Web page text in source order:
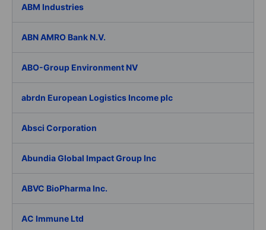
ABM Industries
ABN AMRO Bank N.V.
ABO-Group Environment NV
abrdn European Logistics Income plc
Absci Corporation
Abundia Global Impact Group Inc
ABVC BioPharma Inc.
AC Immune Ltd